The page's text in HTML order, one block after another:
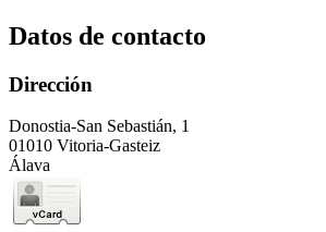
Datos de contacto
Dirección
Donostia-San Sebastián, 1
01010 Vitoria-Gasteiz
Álava